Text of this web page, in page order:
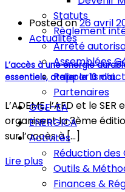
Statuts
Règlement
Arrêté
Assemblées
Rapports
Partenaires
GGE-EA
ENERGICA
Activités
Réduction des
Outils &
Finances &
Posted on26 avril
Actualités
L’accès à une énergie
essentiels, atelier le 10 mai...
L’ADEME, l’AFD et le
organisent la 3ème
sur l’accès à […]
Lire plus